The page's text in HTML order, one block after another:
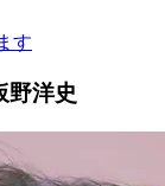
洋史